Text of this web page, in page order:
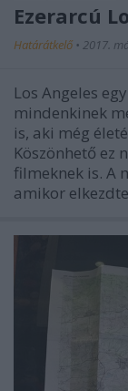
Ezerarcú
Határátkelő • 2017.
Los Angeles
mindenkinek
is, aki még
Köszönhető ez
filmeknek is. A
amikor